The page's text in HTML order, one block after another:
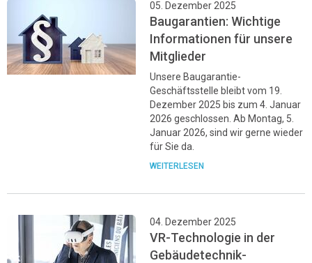
05. Dezember 2025
Baugarantien: Wichtige
Informationen für unsere
Mitglieder
Unsere Baugarantie-
Geschäftsstelle bleibt vom 19.
Dezember 2025 bis zum 4. Januar
2026 geschlossen. Ab Montag, 5.
Januar 2026, sind wir gerne wieder
für Sie da.
WEITERLESEN
04. Dezember 2025
VR-Technologie in der
Gebäudetechnik-